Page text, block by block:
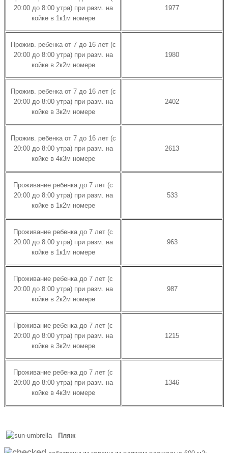
20:00 до 8:00 утра) при разм. на
койке в 1к1м номере
1977
Прожив. ребенка от 7 до 16 лет (с
20:00 до 8:00 утра) при разм. на
койке в 2к2м номере
1980
Прожив. ребенка от 7 до 16 лет (с
20:00 до 8:00 утра) при разм. на
койке в 3к2м номере
2402
Прожив. ребенка от 7 до 16 лет (с
20:00 до 8:00 утра) при разм. на
койке в 4к3м номере
2613
Проживание ребенка до 7 лет (с
20:00 до 8:00 утра) при разм. на
койке в 1к2м номере
533
Проживание ребенка до 7 лет (с
20:00 до 8:00 утра) при разм. на
койке в 1к1м номере
963
Проживание ребенка до 7 лет (с
20:00 до 8:00 утра) при разм. на
койке в 2к2м номере
987
Проживание ребенка до 7 лет (с
20:00 до 8:00 утра) при разм. на
койке в 3к2м номере
1215
Проживание ребенка до 7 лет (с
20:00 до 8:00 утра) при разм. на
койке в 4к3м номере
1346
Пляж